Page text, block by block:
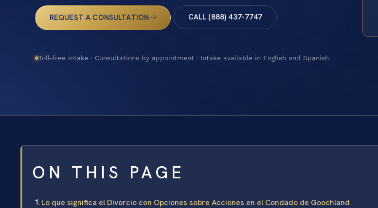
REQUEST A CONSULTATION CALL (888) 437-7747
Toll-free intake · Consultations by appointment · Intake available in English and Spanish
ON THIS PAGE
Lo que significa el Divorcio con Opciones sobre Acciones en el Condado de Goochland